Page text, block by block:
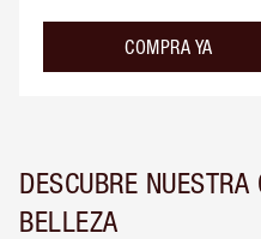
COMPRA YA
DESCUBRE
BELLEZA